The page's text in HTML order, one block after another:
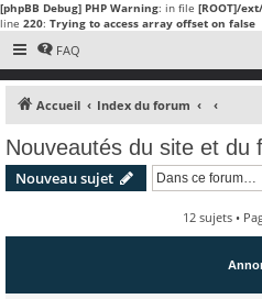
[phpBB Debug] PHP Warning: in file [ROOT]/
line 220: Trying to access array offset on false
FAQ
Accueil Index du forum
Nouveautés du site et du
Nouveau sujet
12 sujets •